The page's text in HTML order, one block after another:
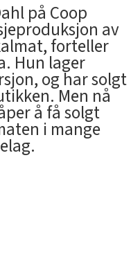
på Coop
av
forteller
Hun lager
og har solgt
Men nå
å få solgt
i mange